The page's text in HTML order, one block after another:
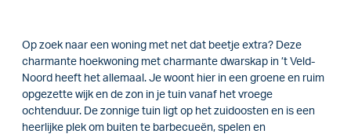
Op zoek naar een woning met net dat beetje extra? Deze
charmante hoekwoning met charmante dwarskap in ’t Veld-
Noord heeft het allemaal. Je woont hier in een groene en ruim
opgezette wijk en de zon in je tuin vanaf het vroege
ochtenduur. De zonnige tuin ligt op het zuidoosten en is een
heerlijke plek om buiten te barbecueën, spelen en